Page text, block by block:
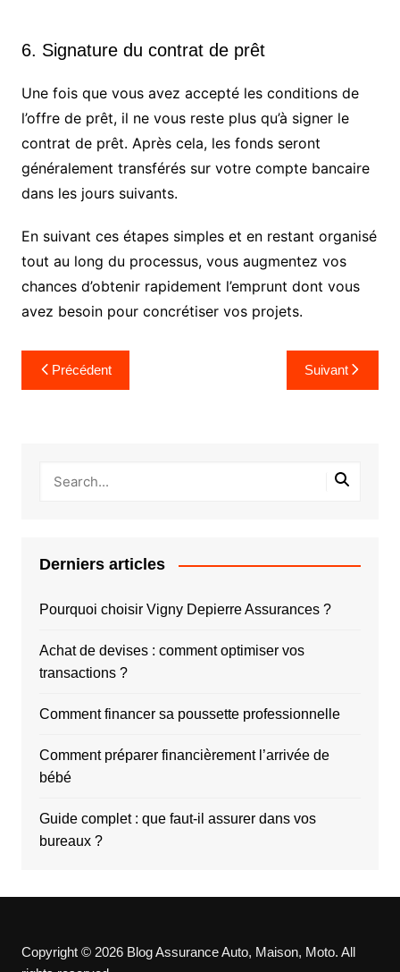
6. Signature du contrat de prêt
Une fois que vous avez accepté les conditions de
l’offre de prêt, il ne vous reste plus qu’à signer le
contrat de prêt. Après cela, les fonds seront
généralement transférés sur votre compte bancaire
dans les jours suivants.
En suivant ces étapes simples et en restant organisé
tout au long du processus, vous augmentez vos
chances d’obtenir rapidement l’emprunt dont vous
avez besoin pour concrétiser vos projets.
Navigation
de
Précédent Suivant
Derniers articles
Pourquoi choisir Vigny Depierre Assurances ?
Achat de devises : comment optimiser vos
transactions ?
Comment financer sa poussette professionnelle
Comment préparer financièrement l’arrivée de
bébé
Guide complet : que faut-il assurer dans vos
bureaux ?
Copyright © 2026 Blog Assurance Auto, Maison, Moto. All